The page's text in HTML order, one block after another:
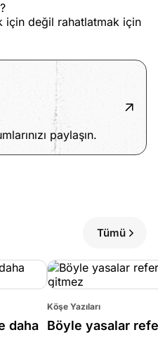
için değil rahatlatmak için
paylaşın.
Tümü
daha
Köşe Yazıları
Böyle yasalar